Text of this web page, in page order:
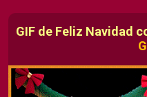
GIF de Feliz Navidad